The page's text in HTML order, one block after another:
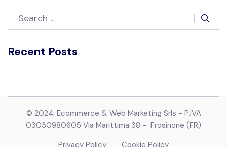
Recent Posts
© 2024. Ecommerce & Web Marketing Srls - P.IVA
03030980605 Via Marittima 38 - Frosinone (FR)
Privacy Policy
Cookie Policy